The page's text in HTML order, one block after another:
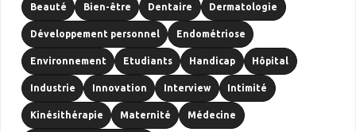
Beauté Bien-être Dentaire Dermatologie
Développement personnel Endométriose
Environnement Etudiants Handicap Hôpital
Industrie Innovation Interview Intimité
Kinésithérapie Maternité Médecine